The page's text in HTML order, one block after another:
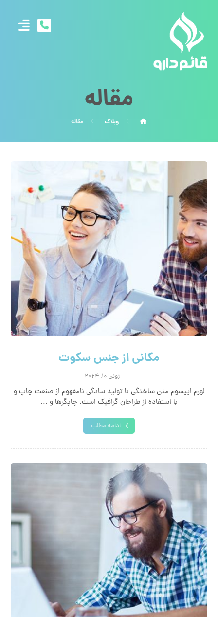
مقاله
وبلاگ مقاله
مکانی از جنس سکوت
ژوئن ۱۰, ۲۰۲۴
لورم ایپسوم متن ساختگی با تولید سادگی نامفهوم از صنعت چاپ و
با استفاده از طراحان گرافیک است. چاپگرها و ...
ادامه مطلب